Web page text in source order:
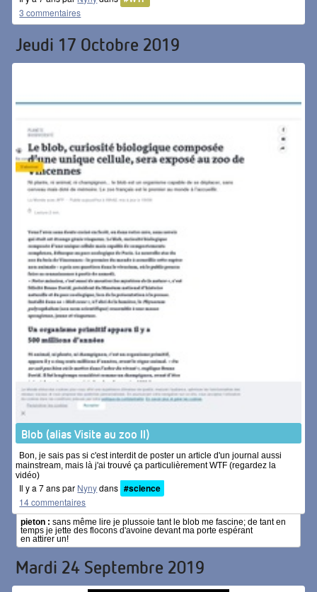
3 commentaires
Jeudi 17 Octobre 2019
Blob (alias Visite au zoo II)
Bon, je sais pas si c'est interdit de poster un article d'un journal aussi
mainstream, mais là j'ai trouvé ça particulièrement WTF (regardez la
vidéo)
Il y a 7 ans par Nynydans #science
14 commentaires
pieton : sans même lire je plussoie tant le blob me fascine; de tant en
temps je jette des flocons d'avoine devant ma porte espérant
en attirer un!
Mardi 24 Septembre 2019